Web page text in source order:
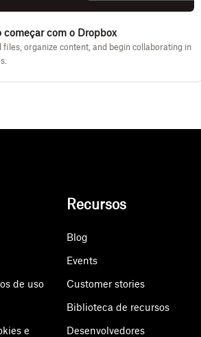
começar com o Dropbox
files, organize content, and begin collaborating in
de uso
e
Recursos
Blog
Events
Customer stories
Biblioteca de recursos
Desenvolvedores